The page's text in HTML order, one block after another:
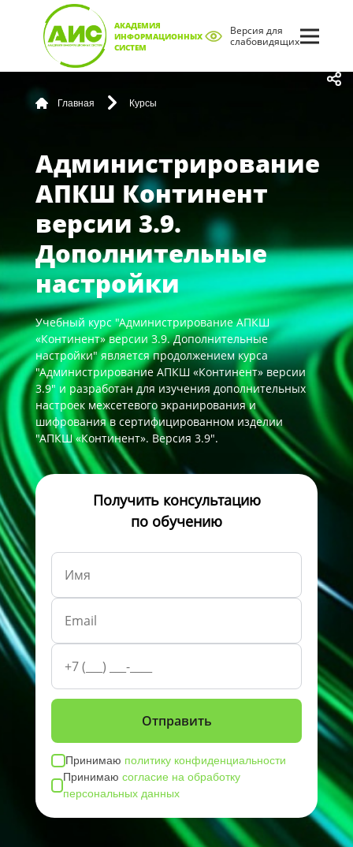
АКАДЕМИЯ
ИНФОРМАЦИОННЫХ
СИСТЕМ
Версия для
слабовидящих
Главная Курсы
Администрирование
АПКШ Континент
версии 3.9.
Дополнительные
настройки
Учебный курс "Администрирование АПКШ
«Континент» версии 3.9. Дополнительные
настройки" является продолжением курса
"Администрирование АПКШ «Континент» версии
3.9" и разработан для изучения дополнительных
настроек межсетевого экранирования и
шифрования в сертифицированном изделии
"АПКШ «Континент». Версия 3.9".
Получить консультацию
по обучению
Принимаю политику конфиденциальности
Принимаюсогласие на обработку
персональных данных